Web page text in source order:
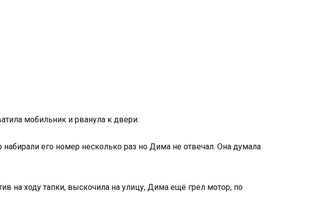
мобильник и рванула к двери.
его номер несколько раз но Дима не отвечал. Она думала
на ходу тапки, выскочила на улицу, Дима ещё грел мотор, по